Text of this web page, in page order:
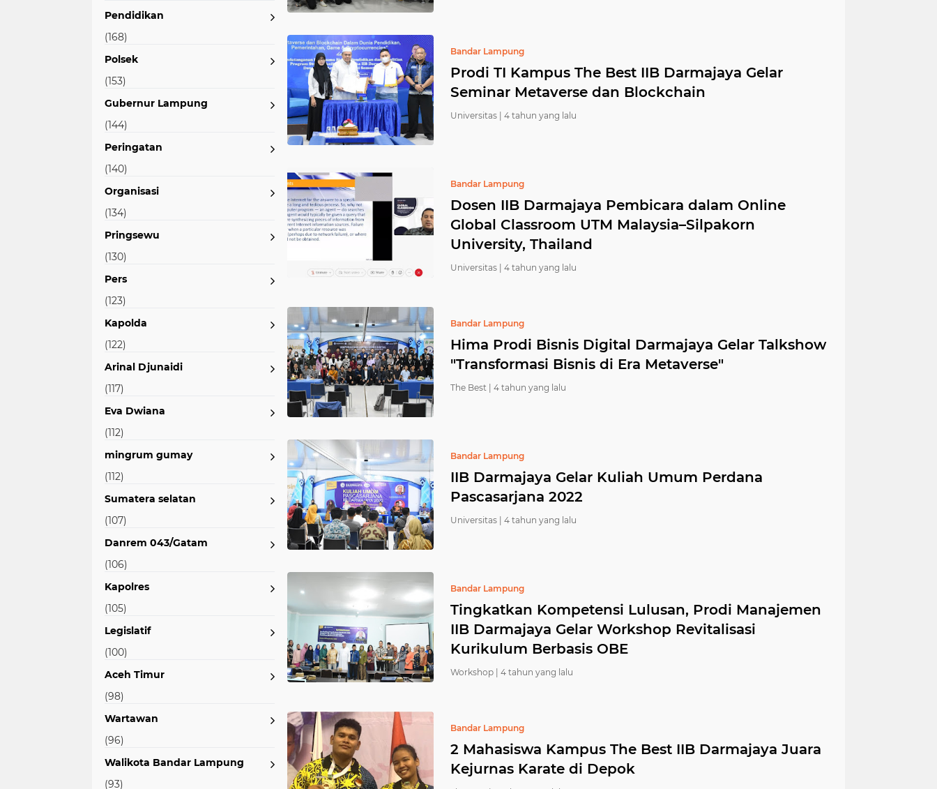
Pendidikan
(168)
Polsek
(153)
Gubernur Lampung
(144)
Peringatan
(140)
Organisasi
(134)
Pringsewu
(130)
Pers
(123)
Kapolda
(122)
Arinal Djunaidi
(117)
Eva Dwiana
(112)
mingrum gumay
(112)
Sumatera selatan
(107)
Danrem 043/Gatam
(106)
Kapolres
(105)
Legislatif
(100)
Aceh Timur
(98)
Wartawan
(96)
Walikota Bandar Lampung
(93)
Bandar Lampung
Prodi TI Kampus The Best IIB Darmajaya Gelar
Seminar Metaverse dan Blockchain
Universitas | 4 tahun yang lalu
Bandar Lampung
Dosen IIB Darmajaya Pembicara dalam Online
Global Classroom UTM Malaysia–Silpakorn
University, Thailand
Universitas | 4 tahun yang lalu
Bandar Lampung
Hima Prodi Bisnis Digital Darmajaya Gelar Talkshow
"Transformasi Bisnis di Era Metaverse"
The Best | 4 tahun yang lalu
Bandar Lampung
IIB Darmajaya Gelar Kuliah Umum Perdana
Pascasarjana 2022
Universitas | 4 tahun yang lalu
Bandar Lampung
Tingkatkan Kompetensi Lulusan, Prodi Manajemen
IIB Darmajaya Gelar Workshop Revitalisasi
Kurikulum Berbasis OBE
Workshop | 4 tahun yang lalu
Bandar Lampung
2 Mahasiswa Kampus The Best IIB Darmajaya Juara
Kejurnas Karate di Depok